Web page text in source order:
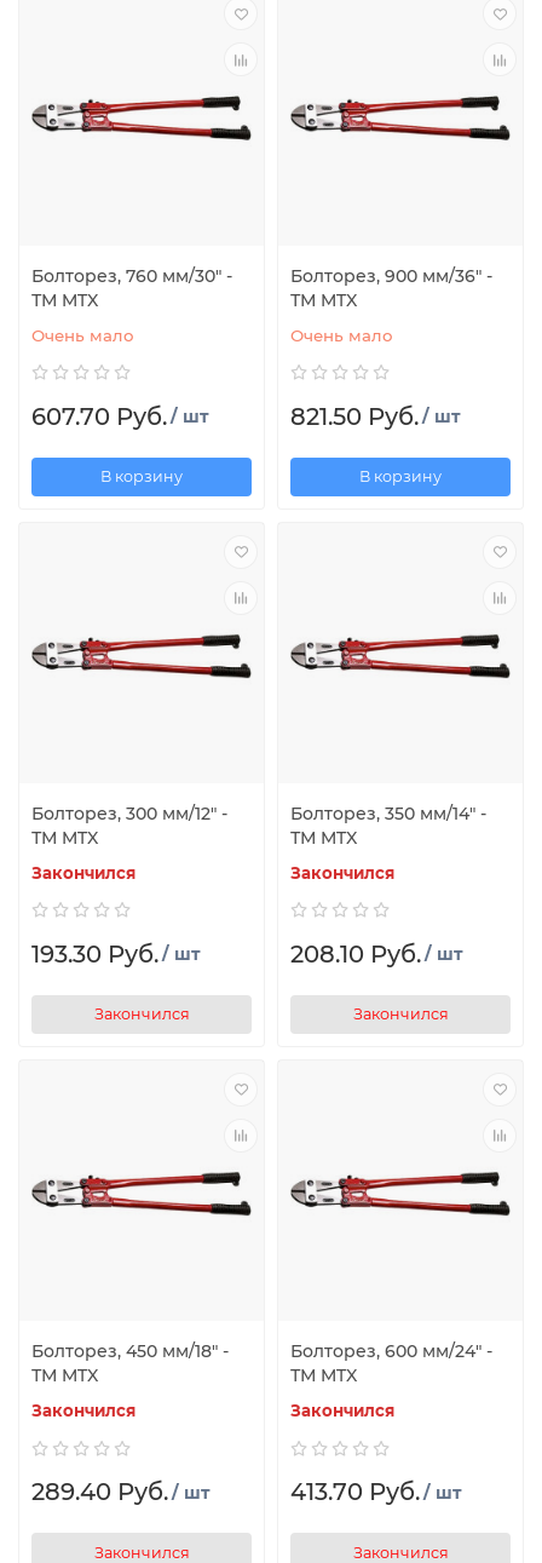
Болторез, 760 мм/30" -
ТМ MTX
Очень мало
607.70 Руб./ шт
В корзину
Болторез, 900 мм/36" -
ТМ MTX
Очень мало
821.50 Руб./ шт
В корзину
Болторез, 300 мм/12" -
ТМ MTX
Закончился
193.30 Руб./ шт
Закончился
Болторез, 350 мм/14" -
ТМ MTX
Закончился
208.10 Руб./ шт
Закончился
Болторез, 450 мм/18" -
ТМ MTX
Закончился
289.40 Руб./ шт
Закончился
Болторез, 600 мм/24" -
ТМ MTX
Закончился
413.70 Руб./ шт
Закончился